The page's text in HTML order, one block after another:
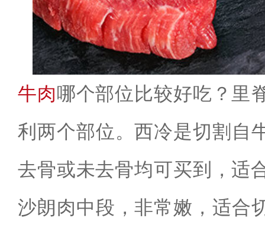
牛肉哪个部位比较好吃？里
利两个部位。西冷是切割自
去骨或未去骨均可买到，适
沙朗肉中段，非常嫩，适合